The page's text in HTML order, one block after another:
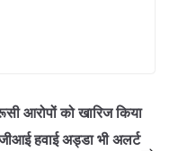
आरोपों को खारिज किया
हवाई अड्डा भी अलर्ट